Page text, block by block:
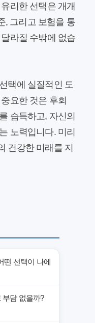
리한 선택은 개개
, 그리고 보험을 통
라질 수밖에 없습
택에 실질적인 도
요한 것은 후회
습득하고, 자신의
노력입니다. 미리
건강한 미래를 지
떤 선택이 나에
부담 없을까?